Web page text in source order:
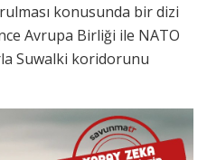
konusunda bir dizi
Avrupa Birliği ile NATO
Suwalki koridorunu